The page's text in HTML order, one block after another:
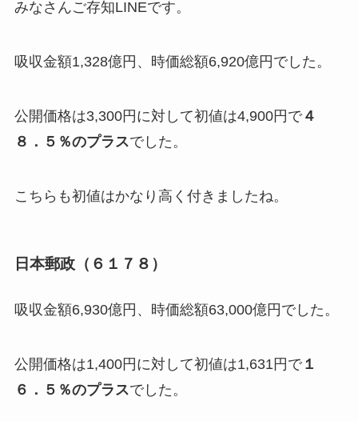
みなさんご存知LINEです。
吸収金額1,328億円、時価総額6,920億円でした。
公開価格は3,300円に対して初値は4,900円で４
８．５％のプラスでした。
こちらも初値はかなり高く付きましたね。
日本郵政（６１７８）
吸収金額6,930億円、時価総額63,000億円でした。
公開価格は1,400円に対して初値は1,631円で１
６．５％のプラスでした。